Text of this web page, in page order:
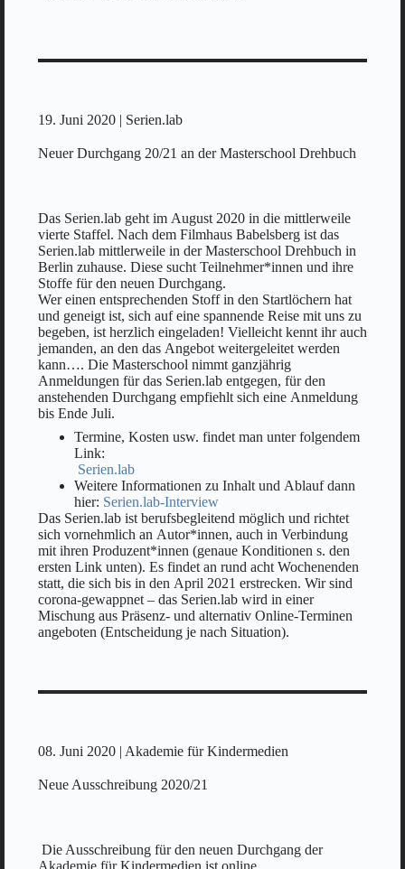
19. Juni 2020 | Serien.lab
Neuer Durchgang 20/21 an der Masterschool Drehbuch
Das Serien.lab geht im August 2020 in die mittlerweile
vierte Staffel. Nach dem Filmhaus Babelsberg ist das
Serien.lab mittlerweile in der Masterschool Drehbuch in
Berlin zuhause. Diese sucht Teilnehmer*innen und ihre
Stoffe für den neuen Durchgang.
Wer einen entsprechenden Stoff in den Startlöchern hat
und geneigt ist, sich auf eine spannende Reise mit uns zu
begeben, ist herzlich eingeladen! Vielleicht kennt ihr auch
jemanden, an den das Angebot weitergeleitet werden
kann…. Die Masterschool nimmt ganzjährig
Anmeldungen für das Serien.lab entgegen, für den
anstehenden Durchgang empfiehlt sich eine Anmeldung
bis Ende Juli.
Termine, Kosten usw. findet man unter folgendem
Link:
Serien.lab
Weitere Informationen zu Inhalt und Ablauf dann
hier: Serien.lab-Interview
Das Serien.lab ist berufsbegleitend möglich und richtet
sich vornehmlich an Autor*innen, auch in Verbindung
mit ihren Produzent*innen (genaue Konditionen s. den
ersten Link unten). Es findet an rund acht Wochenenden
statt, die sich bis in den April 2021 erstrecken. Wir sind
corona-gewappnet – das Serien.lab wird in einer
Mischung aus Präsenz- und alternativ Online-Terminen
angeboten (Entscheidung je nach Situation).
08. Juni 2020 | Akademie für Kindermedien
Neue Ausschreibung 2020/21
Die Ausschreibung für den neuen Durchgang der
Akademie für Kindermedien ist online.